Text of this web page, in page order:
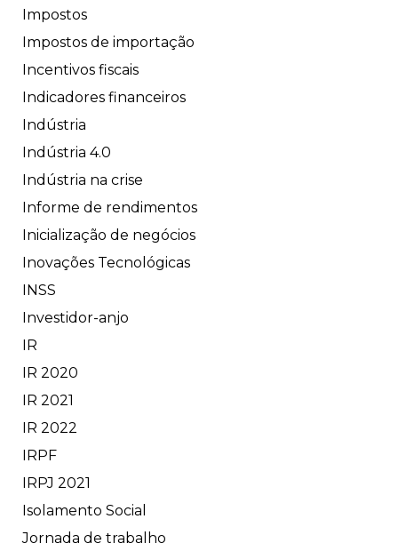
Impostos
Impostos de importação
Incentivos fiscais
Indicadores financeiros
Indústria
Indústria 4.0
Indústria na crise
Informe de rendimentos
Inicialização de negócios
Inovações Tecnológicas
INSS
Investidor-anjo
IR
IR 2020
IR 2021
IR 2022
IRPF
IRPJ 2021
Isolamento Social
Jornada de trabalho